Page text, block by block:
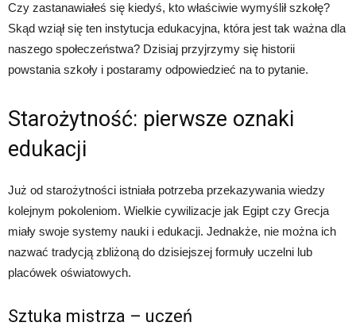
Czy zastanawiałeś się kiedyś, kto właściwie wymyślił szkołę?
Skąd wziął się ten instytucja edukacyjna, która jest tak ważna dla
naszego społeczeństwa? Dzisiaj przyjrzymy się historii
powstania szkoły i postaramy odpowiedzieć na to pytanie.
Starożytność: pierwsze oznaki
edukacji
Już od starożytności istniała potrzeba przekazywania wiedzy
kolejnym pokoleniom. Wielkie cywilizacje jak Egipt czy Grecja
miały swoje systemy nauki i edukacji. Jednakże, nie można ich
nazwać tradycją zbliżoną do dzisiejszej formuły uczelni lub
placówek oświatowych.
Sztuka mistrza – uczeń